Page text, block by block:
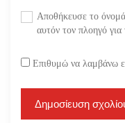
Αποθήκευσε το
αυτόν τον πλοηγό
Επιθυμώ να λαμβάνω